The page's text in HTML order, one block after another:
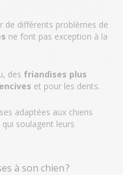
de différents problèmes de
ne font pas exception à la
des friandises plus
et pour les dents.
adaptées aux chiens
soulagent leurs
à son chien ?